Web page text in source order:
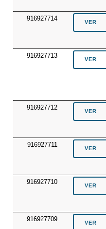
916927714
916927713
916927712
916927711
916927710
916927709